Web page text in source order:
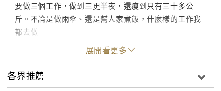
要做三個工作，做到三更半夜，還瘦到只有三十多公
斤。不論是做雨傘、還是幫人家煮飯，什麼樣的工作我
都去做
－－陳秀櫻奶奶／さくら素炒米粉
我們家最火熱的東西就是豆腐腦，它比豆花要硬一點，
用的料是大白菜跟海帶，海帶要切的跟頭髮一樣細......到
展開看更多
各界推薦